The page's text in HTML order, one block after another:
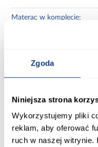
Zgoda
Niniejsza strona
Wykorzystujemy pliki
reklam, aby oferować
ruch w naszej
Materac w komplecie:
Ze stelażem
140x200
Zagłówek:
z zagłówkiem